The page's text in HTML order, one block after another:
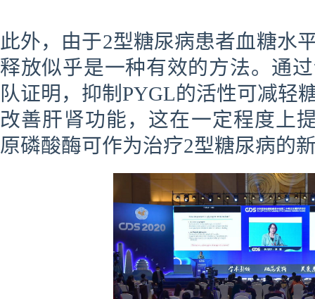
此外，由于2型糖尿病患者血糖水
释放似乎是一种有效的方法。通
队证明，抑制PYGL的活性可减轻
改善肝肾功能，这在一定程度上
原磷酸酶可作为治疗2型糖尿病的